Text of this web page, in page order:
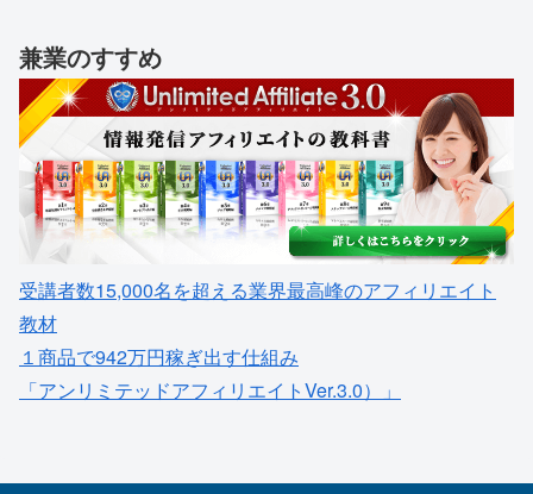
兼業のすすめ
受講者数15,000名を超える業界最高峰のアフィリエイト
教材
１商品で942万円稼ぎ出す仕組み
「アンリミテッドアフィリエイトVer.3.0）」